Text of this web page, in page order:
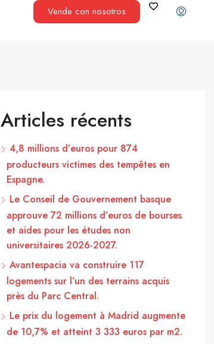
Vende con nosotros
Articles récents
4,8 millions d’euros pour 874
producteurs victimes des tempêtes en
Espagne.
Le Conseil de Gouvernement basque
approuve 72 millions d’euros de bourses
et aides pour les études non
universitaires 2026-2027.
Avantespacia va construire 117
logements sur l’un des terrains acquis
près du Parc Central.
Le prix du logement à Madrid augmente
de 10,7% et atteint 3 333 euros par m2.